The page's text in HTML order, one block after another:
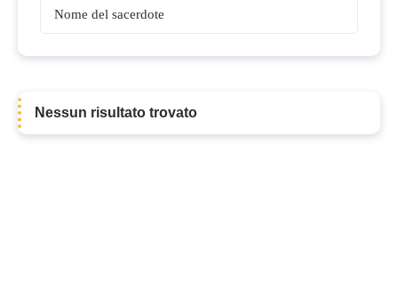
Sacerdoti
Nessun risultato trovato